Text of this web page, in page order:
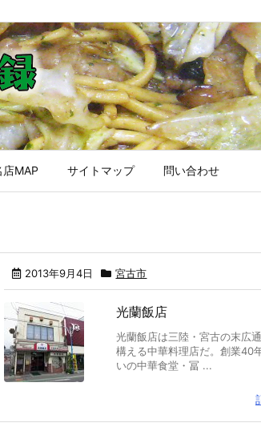
MAP サイトマップ 問い合わせ
2013年9月4日 宮古市
光蘭飯店
光蘭飯店は三陸・宮古の末広
構える中華料理店だ。創業40
いの中華食堂・冨 ...